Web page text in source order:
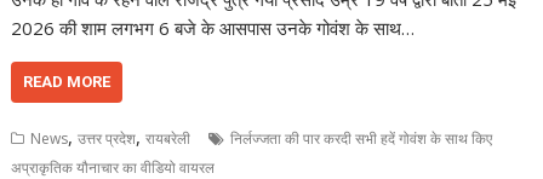
2026 की शाम लगभग 6 बजे के आसपास उनके गोवंश के साथ…
READ MORE
News,उत्तर प्रदेश,रायबरेली
निर्लज्जता की पार करदी सभी हदें गोवंश के साथ किए
अप्राकृतिक यौनाचार का वीडियो वायरल